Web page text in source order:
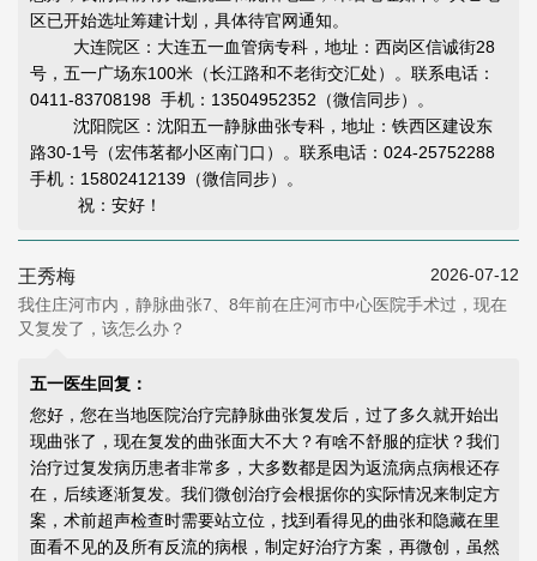
区已开始选址筹建计划，具体待官网通知。
大连院区：大连五一血管病专科，地址：西岗区信诚街28
号，五一广场东100米（长江路和不老街交汇处）。联系电话：
0411-83708198 手机：13504952352（微信同步）。
沈阳院区：沈阳五一静脉曲张专科，地址：铁西区建设东
路30-1号（宏伟茗都小区南门口）。联系电话：024-25752288
手机：15802412139（微信同步）。
祝：安好！
王秀梅
2026-07-12
我住庄河市内，静脉曲张7、8年前在庄河市中心医院手术过，现在
又复发了，该怎么办？
五一医生回复：
您好，您在当地医院治疗完静脉曲张复发后，过了多久就开始出
现曲张了，现在复发的曲张面大不大？有啥不舒服的症状？我们
治疗过复发病历患者非常多，大多数都是因为返流病点病根还存
在，后续逐渐复发。我们微创治疗会根据你的实际情况来制定方
案，术前超声检查时需要站立位，找到看得见的曲张和隐藏在里
面看不见的及所有反流的病根，制定好治疗方案，再微创，虽然